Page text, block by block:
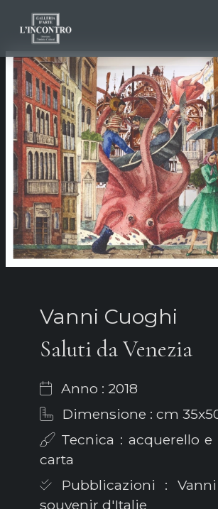
CHI SIAMO
NEWS ED EVENTI
ARTISTI E OPERE
MOSTRE
CONTATTI
Vanni Cuoghi
Saluti da Venezia
Anno : 2018
Dimensione : cm
Tecnica : acquerello
carta
Pubblicazioni :
souvenir d'Italie